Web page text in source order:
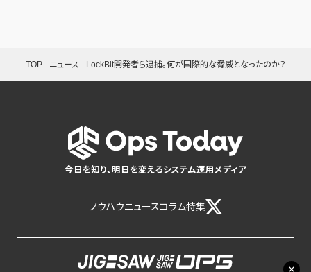
TOP- ニュース - LockBit開発者ら逮捕。何が国際的な脅威となったのか？
今日を知り、明日を変えるシステム運用メディア
ノウハウニュースコラム特集